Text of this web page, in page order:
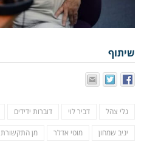
שיתוף
גלי צהל דביר לוי דוברות ידידים
יניב שמחון מוטי אדלר מן התקשורת